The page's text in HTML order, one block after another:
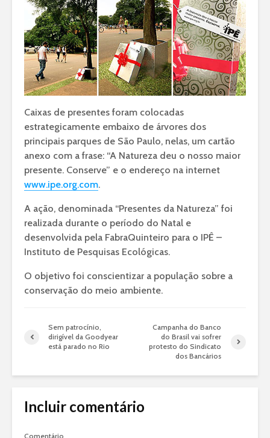
Caixas de presentes foram colocadas
estrategicamente embaixo de árvores dos
principais parques de São Paulo, nelas, um cartão
anexo com a frase: “A Natureza deu o nosso maior
presente. Conserve” e o endereço na internet
www.ipe.org.com.
A ação, denominada “Presentes da Natureza” foi
realizada durante o período do Natal e
desenvolvida pela FabraQuinteiro para o IPÊ –
Instituto de Pesquisas Ecológicas.
O objetivo foi conscientizar a população sobre a
conservação do meio ambiente.
Sem patrocínio,
dirigível da Goodyear
está parado no Rio
Campanha do Banco
do Brasil vai sofrer
protesto do Sindicato
dos Bancários
Incluir comentário
Comentário